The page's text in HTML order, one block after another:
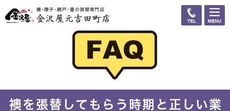
襖を張替してもらう時期と正しい業